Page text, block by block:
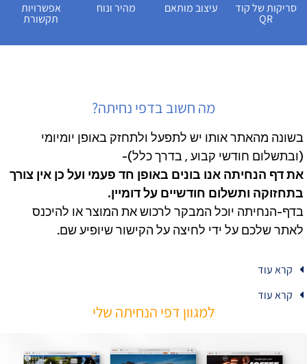
סריקות של קוד
QR
עיצוב מותאם מהיר ונוח אפשרויות
תקשורת
מה חשוב בדפי נחיתה?
בשונה מהאתר אותו יש לתפעל ולתחזק באופן יומיומי
(ובתשלום חודשי קבוע , בדרך כלל)-
את דף הנחיתה אנו בונים באופן חד פעמי ועל כן אין צורך
בתחזוקה ותשלום חודשיים על דומיין.
בדף-הנחיתה יוכל המבקר לרכוש את המוצר או להיכנס
לאתר שלכם על ידי לחיצה על הקישור שיופיע שם.
קרא עוד
קרא עוד
למגוון דפי הנחיתה שלי